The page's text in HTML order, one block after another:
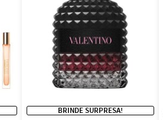
BRINDE SURPRESA!